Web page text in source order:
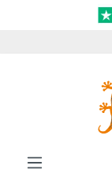
Zum Hauptinhalt